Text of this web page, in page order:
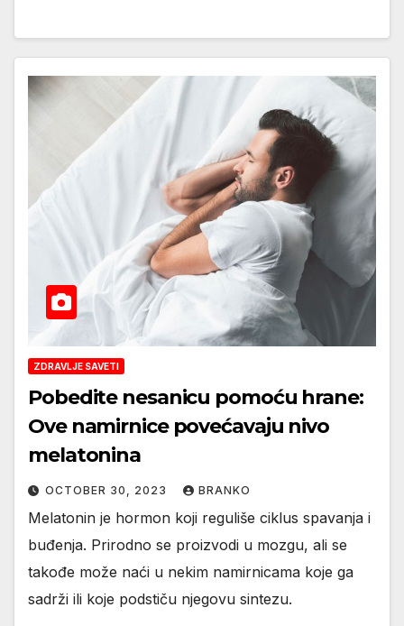
ZDRAVLJE SAVETI
Pobedite nesanicu pomoću hrane:
Ove namirnice povećavaju nivo
melatonina
OCTOBER 30, 2023 BRANKO
Melatonin je hormon koji reguliše ciklus spavanja i
buđenja. Prirodno se proizvodi u mozgu, ali se
takođe može naći u nekim namirnicama koje ga
sadrži ili koje podstiču njegovu sintezu.